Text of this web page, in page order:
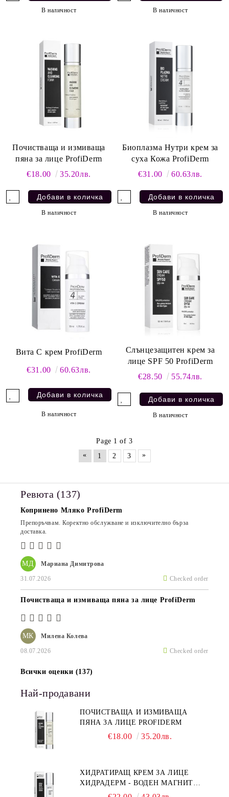
В наличност В наличност
Почистваща и измиваща
пяна за лице ProfiDerm
€18.00
35.20лв.
В наличност
Биоплазма Нутри крем за
суха Кожа ProfiDerm
€31.00
60.63лв.
В наличност
Вита С крем ProfiDerm
€31.00 60.63лв.
В наличност
Слънцезащитен крем за
лице SPF 50 ProfiDerm
€28.50
55.74лв.
В наличност
Page 1 of 3
«
1 2 3 »
Ревюта (137)
МД Мариана Димитрова
31.07.2026 Checked order
Копринено Мляко ProfiDerm
Препоръчвам. Коректно обслужване и изключително бърза
доставка.
МК Милена Колева
08.07.2026 Checked order
Почистваща и измиваща пяна за лице ProfiDerm
Всички оценки (137)
Най-продавани
ПОЧИСТВАЩА И ИЗМИВАЩА
ПЯНА ЗА ЛИЦЕ PROFIDERM
€18.00 35.20лв.
ХИДРАТИРАЩ КРЕМ ЗА ЛИЦЕ
ХИДРАДЕРМ - ВОДЕН МАГНИТ
PROFIDERM